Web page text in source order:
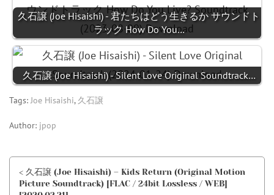
久石譲 (Joe Hisaishi) - 君たちはどう生きるか サウンドト
ラック How Do You…
久石譲 (Joe Hisaishi) - Silent Love Original Soundtrack…
Tags:Joe Hisaishi, 久石譲
Author: jpop
< 久石譲 (Joe Hisaishi) – Kids Return (Original Motion
Picture Soundtrack) [FLAC / 24bit Lossless / WEB]